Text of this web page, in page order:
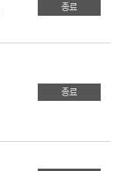
종료
종료